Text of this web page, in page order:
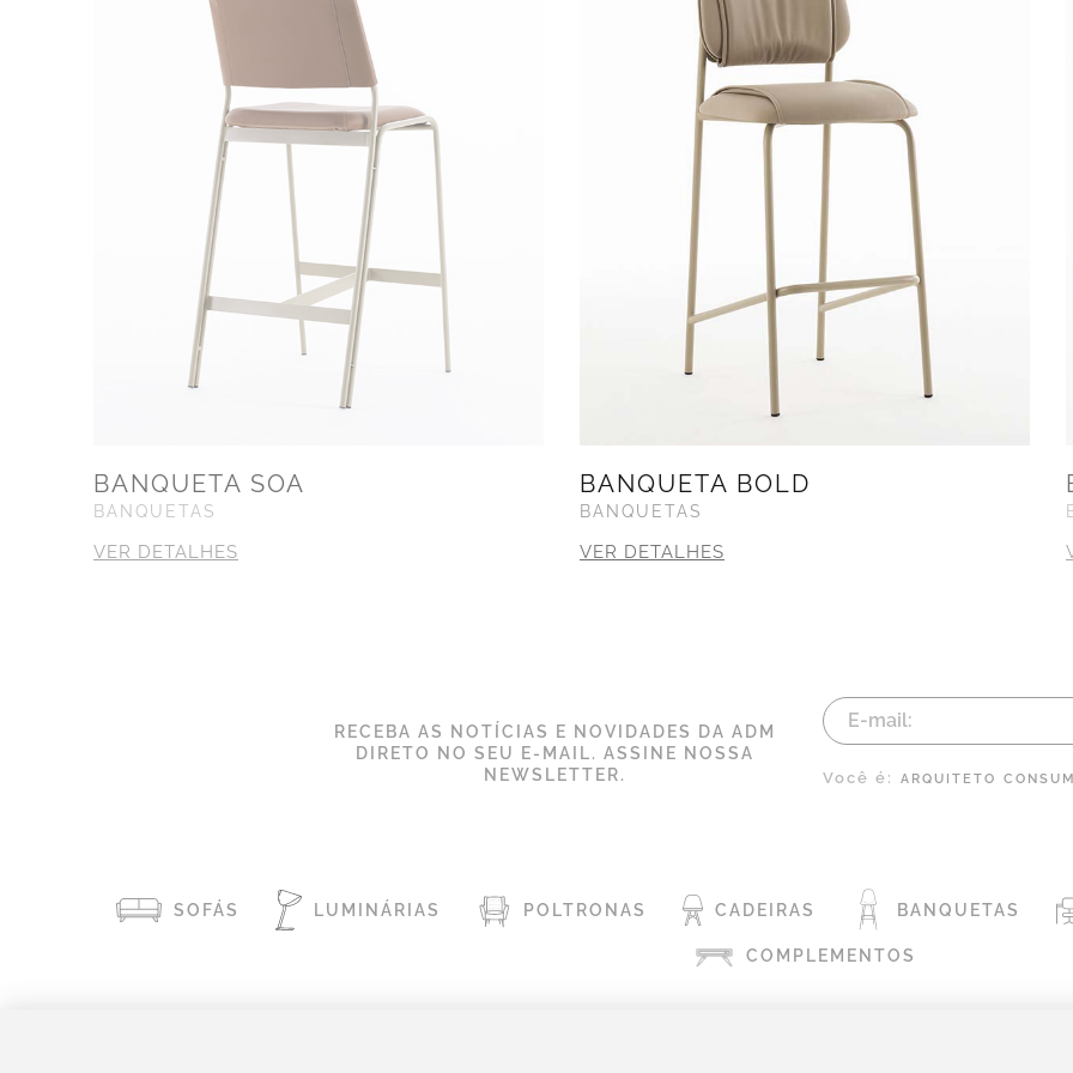
BANQUETA SOA
BANQUETAS
VER DETALHES
BANQUETA BOLD
BANQUETAS
VER DETALHES
RECEBA AS NOTÍCIAS E NOVIDADES DA ADM
DIRETO NO SEU E-MAIL. ASSINE NOSSA
NEWSLETTER.
Você é: ARQUITETO
SOFÁS LUMINÁRIAS POLTRONAS CADEIRAS BANQUETAS
COMPLEMENTOS